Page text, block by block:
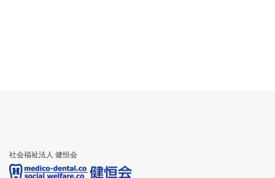
社会福祉法人 健恒会